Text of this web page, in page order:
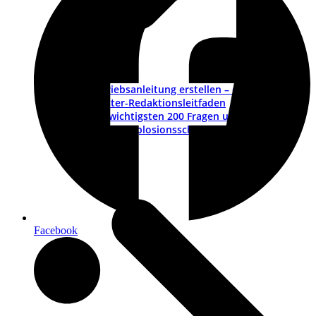
Betriebsanleitung erstellen – ein Leitfaden
Muster-Redaktionsleitfaden
Die wichtigsten 200 Fragen und Antworten
ATEX – Explosionsschutz im Maschinenbau
Facebook